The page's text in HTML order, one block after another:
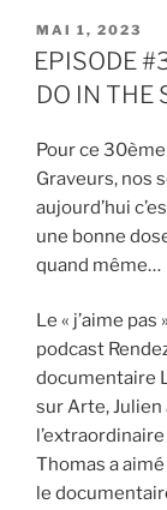
PUBLIÉ
LE
MAI 1, 2023
EPISODE
DO IN THE
Pour ce
Graveurs, nos
aujourd’hui
une bonne
quand même…
Le « j’aime
podcast
documentaire
sur Arte,
Thomas a
le